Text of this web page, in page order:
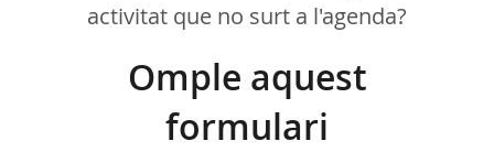
activitat que no surt a l'agenda?
Omple aquest
formulari